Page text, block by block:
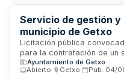
los licitadores pueden
máximo de dos años de
anuales.
Servicio de gestión y
municipio de Getxo
Licitación pública
para la contratación de un
cuidado de animales en el
actividades relacionadas
Ayuntamiento de Getxo
Abierto
Getxo Pub. 04/